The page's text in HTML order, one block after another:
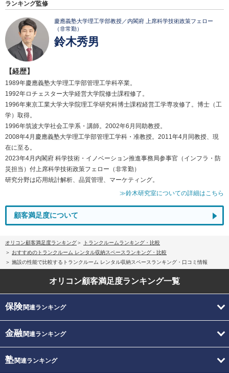
ランキング監修
慶應義塾大学理工学部教授／内閣府 上席科学技術政策フェロー
（非常勤）
鈴木秀男
【経歴】
1989年慶應義塾大学理工学部管理工学科卒業。
1992年ロチェスター大学経営大学院修士課程修了。
1996年東京工業大学大学院理工学研究科博士課程経営工学専攻修了。博士（工
学）取得。
1996年筑波大学社会工学系・講師。2002年6月同助教授。
2008年4月慶應義塾大学理工学部管理工学科・准教授。2011年4月同教授、現
在に至る。
2023年4月内閣府 科学技術・イノベーション推進事務局参事官（インフラ・防
災担当）付上席科学技術政策フェロー（非常勤）
研究分野は応用統計解析、品質管理、マーケティング。
≫鈴木研究室についての詳細はこちら
顧客満足度について
オリコン顧客満足度ランキング
トランクルームランキング・比較
おすすめのトランクルーム レンタル収納スペースランキング・比較
施設の性能で比較するトランクルーム レンタル収納スペースランキング・口コミ情報
オリコン顧客満足度ランキング一覧
保険関連ランキング
金融関連ランキング
塾関連ランキング